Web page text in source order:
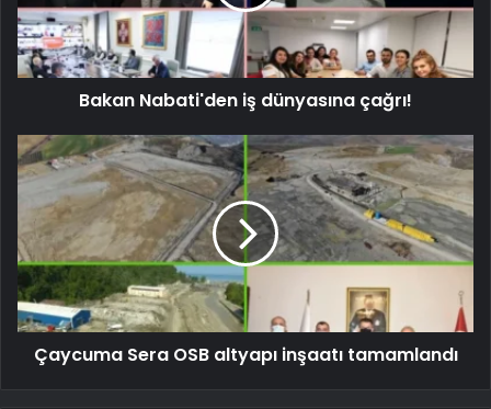
Bakan Nabati'den iş dünyasına çağrı!
Çaycuma Sera OSB altyapı inşaatı tamamlandı